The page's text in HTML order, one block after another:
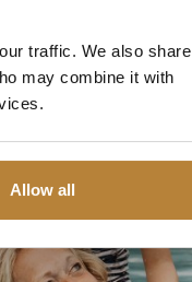
traffic. We also share
may combine it with
Allow all